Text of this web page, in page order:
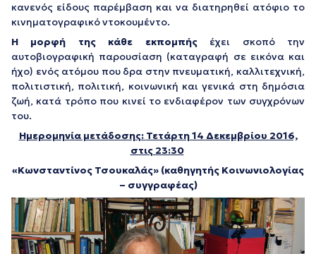
κανενός είδους παρέμβαση και να διατηρηθεί ατόφιο το
κινηματογραφικό ντοκουμέντο.
Η μορφή της κάθε εκπομπήςέχει σκοπό την
αυτοβιογραφική παρουσίαση (καταγραφή σε εικόνα και
ήχο) ενός ατόμου που δρα στην πνευματική, καλλιτεχνική,
πολιτιστική, πολιτική, κοινωνική και γενικά στη δημόσια
ζωή, κατά τρόπο που κινεί το ενδιαφέρον των συγχρόνων
του.
Ημερομηνία μετάδοσης: Τετάρτη 14 Δεκεμβρίου 2016,
στις 23:30
«Κωνσταντίνος Τσουκαλάς» (καθηγητής Κοινωνιολογίας
– συγγραφέας)